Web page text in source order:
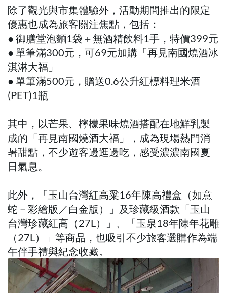
除了觀光與市集體驗外，活動期間推出的限定
優惠也成為旅客關注焦點，包括：
● 御膳堂泡麵1袋＋無酒精飲料1手，特價399元
● 單筆滿300元，可69元加購「再見南國燒酒冰
淇淋大福」
● 單筆滿500元，贈送0.6公升紅標料理米酒
(PET)1瓶
其中，以芒果、檸檬果味燒酒搭配在地鮮乳製
成的「再見南國燒酒大福」，成為現場熱門消
暑甜點，不少遊客邊逛邊吃，感受濃濃南國夏
日氣息。
此外，「玉山台灣紅高粱16年陳高禮盒（如意
蛇－彩繪版／白金版）」及珍藏級酒款「玉山
台灣珍藏紅高（27L）」、「玉泉18年陳年花雕
（27L）」等商品，也吸引不少旅客選購作為端
午伴手禮與紀念收藏。